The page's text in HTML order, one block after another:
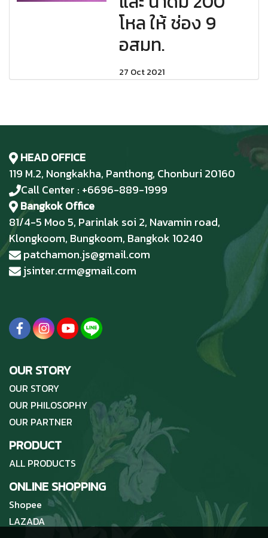
โหล ให้ ช่อง 9
อสมท.
27 Oct 2021
HEAD OFFICE
119 M.2, Nongkakha, Panthong, Chonburi 20160
Call Center : +6696-889-1999
Bangkok Office
81/4-5 Moo 5, Parinlak soi 2, Navamin road,
Klongkoom, Bungkoom, Bangkok 10240
patchamon.js@gmail.com
jsinter.crm@gmail.com
OUR STORY
OUR STORY
OUR PHILOSOPHY
OUR PARTNER
PRODUCT
ALL PRODUCTS
ONLINE SHOPPING
Shopee
LAZADA